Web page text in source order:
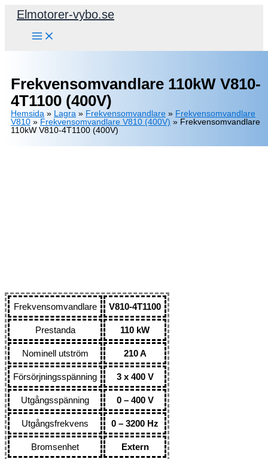
Hoppa
Elmotorer-vybo.se
Frekvensomvandlare 110kW V810-
4T1100 (400V)
Hemsida » Lagra » Frekvensomvandlare » Frekvensomvandlare
V810 » Frekvensomvandlare V810 (400V) » Frekvensomvandlare
110kW V810-4T1100 (400V)
Frekvensomvandlare V810-4T1100
Prestanda 110 kW
Nominell utström 210 A
Försörjningsspänning 3 x 400 V
Utgångsspänning 0 – 400 V
Utgångsfrekvens 0 – 3200 Hz
Bromsenhet Extern